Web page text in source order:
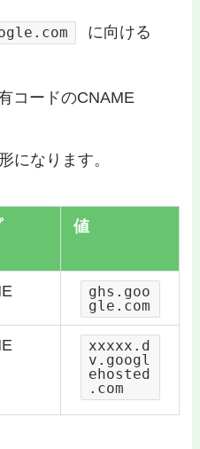
に向ける
コードのCNAME
になります。
値
ghs.goo
gle.com
xxxxx.d
v.googl
ehosted
.com